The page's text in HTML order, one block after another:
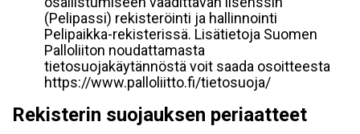
(Pelipassi) rekisteröinti ja hallinnointi
Pelipaikka-rekisterissä. Lisätietoja Suomen
Palloliiton noudattamasta
tietosuojakäytännöstä voit saada osoitteesta
https://www.palloliitto.fi/tietosuoja/
Rekisterin suojauksen periaatteet